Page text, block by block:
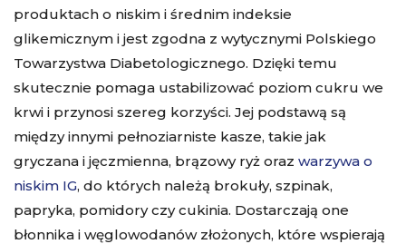
produktach o niskim i średnim indeksie
glikemicznym i jest zgodna z wytycznymi Polskiego
Towarzystwa Diabetologicznego. Dzięki temu
skutecznie pomaga ustabilizować poziom cukru we
krwi i przynosi szereg korzyści. Jej podstawą są
między innymi pełnoziarniste kasze, takie jak
gryczana i jęczmienna, brązowy ryż oraz warzywa o
niskim IG, do których należą brokuły, szpinak,
papryka, pomidory czy cukinia. Dostarczają one
błonnika i węglowodanów złożonych, które wspierają